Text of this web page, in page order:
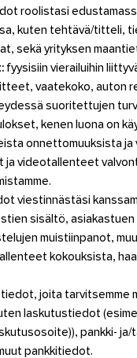
roolistasi
kuten tehtävä/titteli,
sekä yrityksen
fyysisiin vierailuihin
vaatekoko, auton
suoritettujen
kenen luona on
onnettomuuksista ja
ja videotallenteet
viestinnästäsi
sisältö,
muistiinpanot,
kokouksista,
tiedot, joita tarvitsemme
laskutustiedot
pankki- ja/
pankkitiedot.